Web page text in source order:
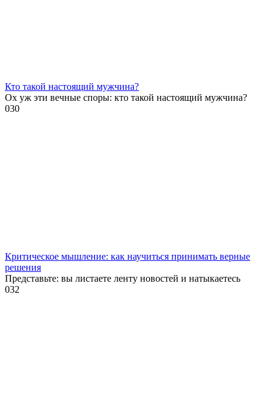
Кто такой настоящий мужчина?
Ох уж эти вечные споры: кто такой настоящий мужчина?
030
Критическое мышление: как научиться принимать верные
решения
Представьте: вы листаете ленту новостей и натыкаетесь
032